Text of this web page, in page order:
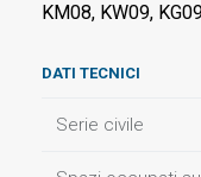
KM08, KW09,
DATI TECNICI
Serie civile